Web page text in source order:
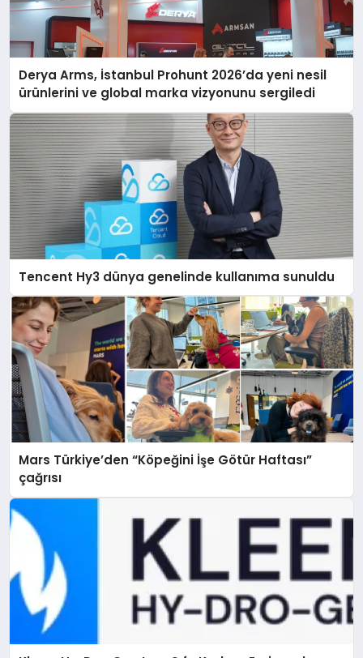
Derya Arms, İstanbul Prohunt 2026’da yeni nesil
ürünlerini ve global marka vizyonunu sergiledi
Tencent Hy3 dünya genelinde kullanıma sunuldu
Mars Türkiye’den “Köpeğini İşe Götür Haftası”
çağrısı